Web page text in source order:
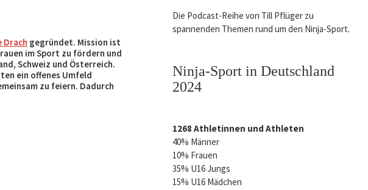
Drach gegründet. Mission ist
im Sport zu fördern und
Schweiz und Österreich.
ein offenes Umfeld
zu feiern. Dadurch
Die Podcast-Reihe von Till Pflüger zu
spannenden Themen rund um den Ninja-Sport.
Ninja-Sport in Deutschland
2024
1268 Athletinnen und Athleten
40% Männer
10% Frauen
35% U16 Jungs
15% U16 Mädchen